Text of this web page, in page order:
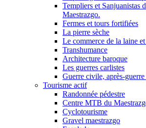
Templiers et Sanjuanistas
Maestrazgo.
Fermes et tours fortifiées
La pierre sèche
Le commerce de la laine
Transhumance
Architecture baroque
Les guerres carlistes
Guerre civile, après-
Tourisme actif
Randonnée pédestre
Centre MTB du
Cyclotourisme
Gravel maestrazgo